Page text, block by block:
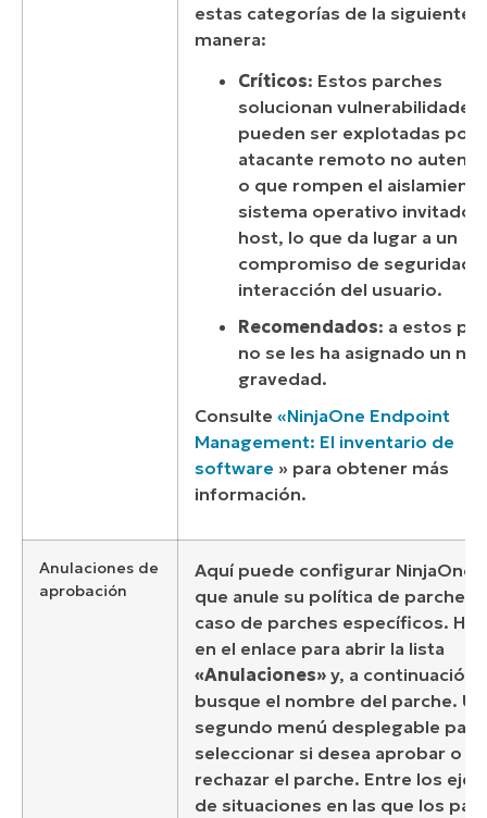
estas categorías de la siguiente
manera:
Críticos: Estos parches
solucionan vulnerabilidades
pueden ser explotadas por
atacante remoto no
o que rompen el
sistema operativo invitado
host, lo que da lugar a un
compromiso de seguridad
interacción del usuario.
Recomendados: a estos
no se les ha asignado un
gravedad.
Consulte «NinjaOne Endpoint
Management: El inventario de
software » para obtener más
información.
Anulaciones de
aprobación
Aquí puede configurar NinjaOne
que anule su política de parches
caso de parches específicos.
en el enlace para abrir la lista
«Anulaciones» y, a continuación,
busque el nombre del parche.
segundo menú desplegable para
seleccionar si desea aprobar o
rechazar el parche. Entre los
de situaciones en las que los